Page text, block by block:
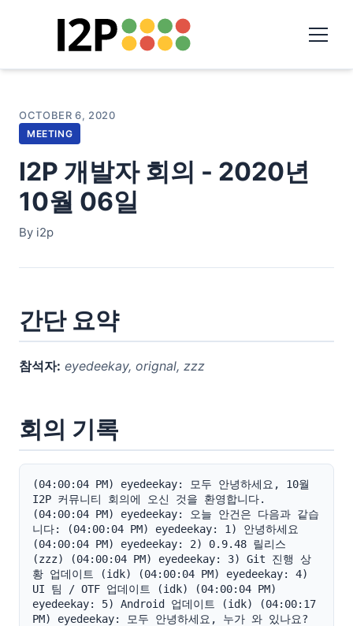
OCTOBER 6, 2020
MEETING
I2P 개발자 회의 - 2020년
10월 06일
By i2p
간단 요약
참석자: eyedeekay, orignal, zzz
회의 기록
(04:00:04 PM) eyedeekay: 모두 안녕하세요, 10월
I2P 커뮤니티 회의에 오신 것을 환영합니다.
(04:00:04 PM) eyedeekay: 오늘 안건은 다음과 같습
니다: (04:00:04 PM) eyedeekay: 1) 안녕하세요
(04:00:04 PM) eyedeekay: 2) 0.9.48 릴리스
(zzz) (04:00:04 PM) eyedeekay: 3) Git 진행 상
황 업데이트 (idk) (04:00:04 PM) eyedeekay: 4)
UI 팀 / OTF 업데이트 (idk) (04:00:04 PM)
eyedeekay: 5) Android 업데이트 (idk) (04:00:17
PM) eyedeekay: 모두 안녕하세요, 누가 와 있나요?